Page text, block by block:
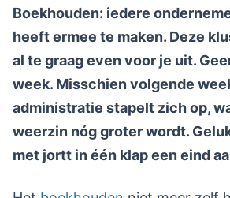
Boekhouden: iedere
heeft ermee te maken. Deze
al te graag even voor je uit.
week. Misschien volgende
administratie stapelt zich op,
weerzin nóg groter wordt.
met jortt in één klap een eind